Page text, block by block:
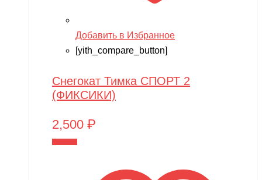
Добавить в Избранное
[yith_compare_button]
Снегокат Тимка СПОРТ 2
(ФИКСИКИ)
2,500 ₽